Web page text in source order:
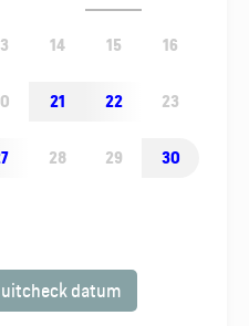
14 15 16
21 22 23
28 29 30
datum